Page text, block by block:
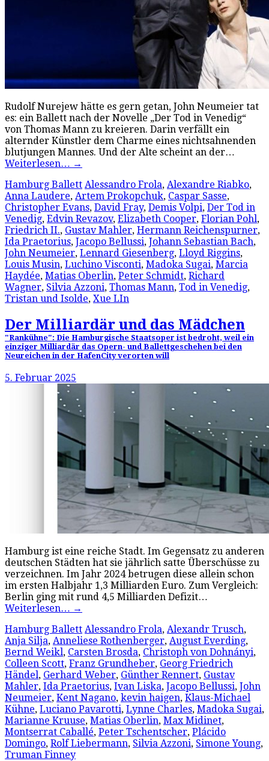
Rudolf Nurejew hätte es gern getan, John Neumeier tat
es: ein Ballett nach der Novelle „Der Tod in Venedig“
von Thomas Mann zu kreieren. Darin verfällt ein
alternder Künstler dem Charme eines nichtsahnenden
blutjungen Mannes. Und der Alte scheint an der…
Weiterlesen… →
Hamburg Ballett Alessandro Frola, Alexandre Riabko,
Anna Laudere, Artem Prokopchuk, Caspar Sasse,
Christopher Evans, David Fray, Demis Volpi, Der Tod in
Venedig, Edvin Revazov, Elizabeth Cooper, Florian Pohl,
Friedrich II., Gustav Mahler, Hermann Reichenspurner,
Ida Praetorius, Jacopo Bellussi, Johann Sebastian Bach,
John Neumeier, Lennard Giesenberg, Lloyd Riggins,
Louis Musin, Luchino Visconti, Madoka Sugai, Marcia
Haydée, Matias Oberlin, Peter Schmidt, Richard
Wagner, Silvia Azzoni, Thomas Mann, Tod in Venedig,
Tristan und Isolde, Xue LIn
Der Milliardär und das Mädchen
"Rankühne": Die Hamburgische Staatsoper ist bedroht, weil ein
einziger Milliardär das Opern- und Ballettgeschehen bei den
Neureichen in der HafenCity verorten will
5. Februar 2025
Hamburg ist eine reiche Stadt. Im Gegensatz zu anderen
deutschen Städten hat sie jährlich satte Überschüsse zu
verzeichnen. Im Jahr 2024 betrugen diese allein schon
im ersten Halbjahr 1,3 Milliarden Euro. Zum Vergleich:
Berlin ging mit rund 4,5 Milliarden Defizit…
Weiterlesen… →
Hamburg Ballett Alessandro Frola, Alexandr Trusch,
Anja Silja, Anneliese Rothenberger, August Everding,
Bernd Weikl, Carsten Brosda, Christoph von Dohnányi,
Colleen Scott, Franz Grundheber, Georg Friedrich
Händel, Gerhard Weber, Günther Rennert, Gustav
Mahler, Ida Praetorius, Ivan Liska, Jacopo Bellussi, John
Neumeier, Kent Nagano, kevin haigen, Klaus-Michael
Kühne, Luciano Pavarotti, Lynne Charles, Madoka Sugai,
Marianne Kruuse, Matias Oberlin, Max Midinet,
Montserrat Caballé, Peter Tschentscher, Plácido
Domingo, Rolf Liebermann, Silvia Azzoni, Simone Young,
Truman Finney